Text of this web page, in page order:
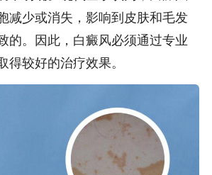
减少或消失，影响到皮肤和毛发
的。因此，白癜风必须通过专业
得较好的治疗效果。